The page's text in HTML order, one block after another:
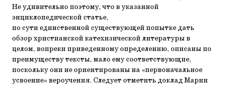
Не удивительно поэтому, что в указанной
энциклопедической статье,
по сути единственной существующей попытке дать
обзор христианской катехизической литературы в
целом, вопреки приведенному определению, описаны по
преимуществу тексты, мало ему соответствующие,
поскольку они не ориентированы на «первоначальное
усвоение» вероучения. Следует отметить доклад Марии